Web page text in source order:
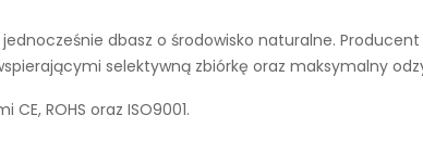
dbasz o środowisko naturalne.
selektywną zbiórkę oraz maksymalny
ROHS oraz ISO9001.